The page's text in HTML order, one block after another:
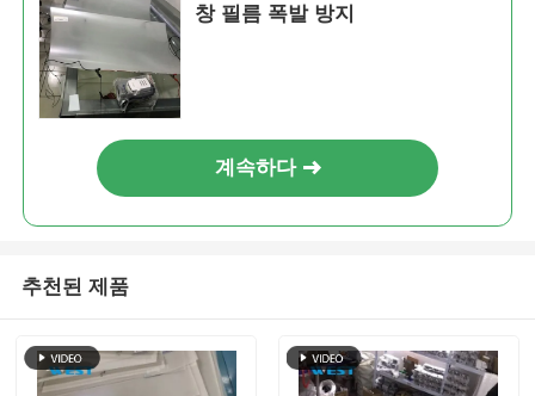
창 필름 폭발 방지
계속하다
추천된 제품